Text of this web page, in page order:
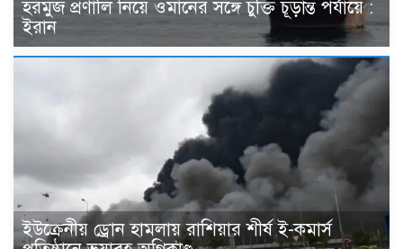
হরমুজ প্রণালি নিয়ে ওমানের সঙ্গে চুক্তি চূড়ান্ত পর্যায়ে :
ইরান
ইউক্রেনীয় ড্রোন হামলায় রাশিয়ার শীর্ষ ই-কমার্স